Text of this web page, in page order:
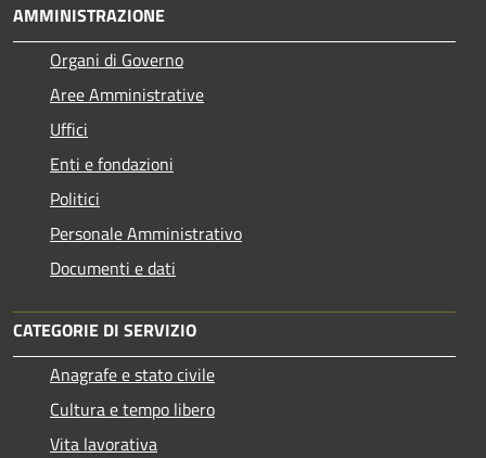
AMMINISTRAZIONE
Organi di Governo
Aree Amministrative
Uffici
Enti e fondazioni
Politici
Personale Amministrativo
Documenti e dati
CATEGORIE DI SERVIZIO
Anagrafe e stato civile
Cultura e tempo libero
Vita lavorativa